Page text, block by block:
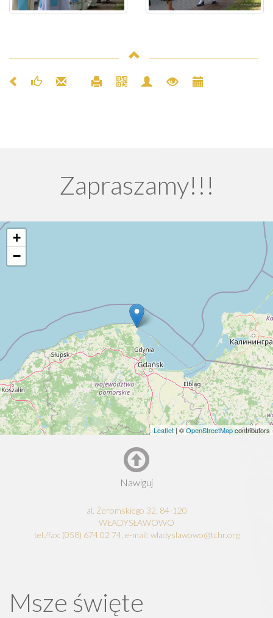
Zapraszamy!!!
+
−
Leaflet | ©OpenStreetMapcontributors
Nawiguj
al. Żeromskiego 32, 84-120
WŁADYSŁAWOWO
tel./fax: (058) 674 02 74, e-mail: wladyslawowo@tchr.org
Msze święte